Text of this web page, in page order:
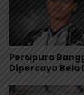
Persipura
Dipercaya Bela